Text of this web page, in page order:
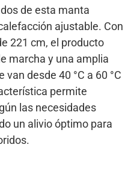
de esta manta
ajustable. Con
221 cm, el producto
marcha y una amplia
desde 40 °C a 60 °C
permite
las necesidades
un alivio óptimo para